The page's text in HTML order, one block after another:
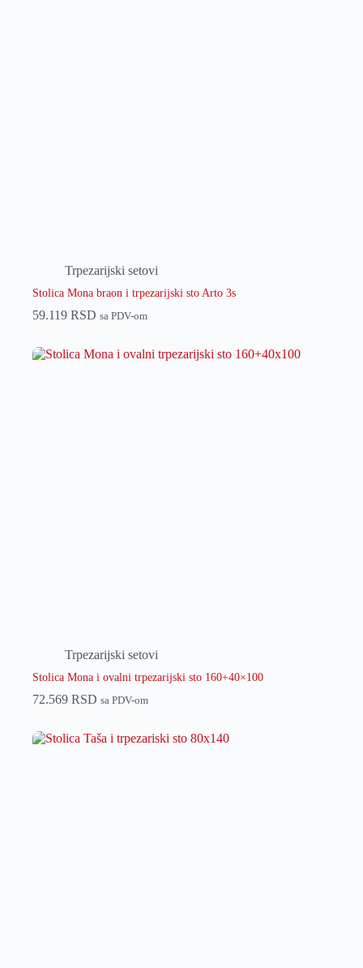
Trpezarijski setovi
Stolica Mona braon i trpezarijski sto Arto 3s
59.119 RSD sa PDV-om
Trpezarijski setovi
Stolica Mona i ovalni trpezarijski sto 160+40×100
72.569 RSD sa PDV-om